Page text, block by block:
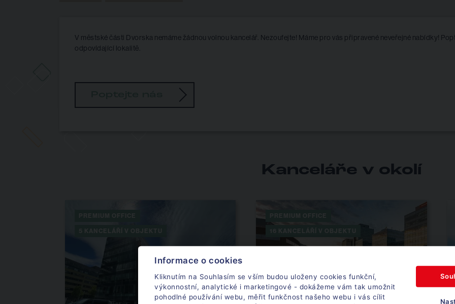
V městské části Dvorska nemáme žádnou volnou kancelář. Nezoufejte! Máme pro vás připravené neveřejné nabídky!
odpovídající lokalitě.
Kanceláře v okolí
Informace o cookies
Kliknutím na Souhlasím se vším budou uloženy cookies funkční,
výkonnostní, analytické i marketingové - dokážeme vám tak umožnit
pohodlné používání webu, měřit funkčnost našeho webu i vás cílit